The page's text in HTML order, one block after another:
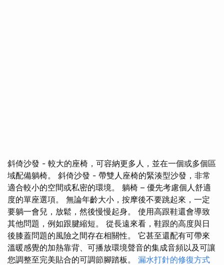
斜倚沙發 - 較大的座椅，可容納更多人，並在一個或多個區
域配備躺椅。 斜倚沙發 - 帶雙人座椅的緊湊型沙發，非常
適合較小的空間或私密的環境。 躺椅 – 優先考慮個人舒適
度的單座選項。 無論年齡大小，按摩後不要跳起來，一定
要躺一會兒，放鬆，然後慢慢起身。 使用高跟鞋還會導致
其他問題，例如跟腱縮短。 從長遠來看，鞋跟的高度與日
後膝蓋問題的風險之間存在相關性。 它甚至還配有可帶來
溫暖感覺的加熱靠背、可播放環境聲音的集成音頻以及可讓
您調整至完美貼合的可調節腳踏板。 漏水打針的修復方式